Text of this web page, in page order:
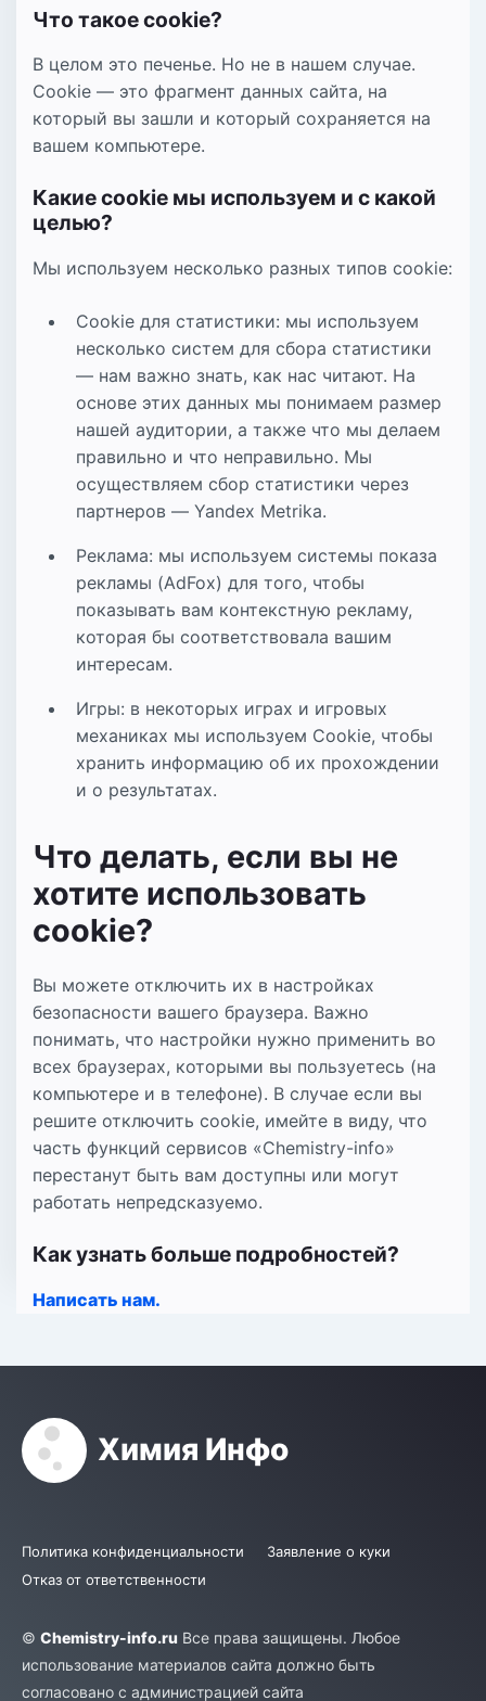
Что такое cookie?
В целом это печенье. Но не в нашем случае.
Cookie — это фрагмент данных сайта, на
который вы зашли и который сохраняется на
вашем компьютере.
Какие cookiе мы используем и с какой
целью?
Мы используем несколько разных типов cookie:
Cookie для статистики: мы используем
несколько систем для сбора статистики
— нам важно знать, как нас читают. На
основе этих данных мы понимаем размер
нашей аудитории, а также что мы делаем
правильно и что неправильно. Мы
осуществляем сбор статистики через
партнеров — Yandex Metrika.
Реклама: мы используем системы показа
рекламы (AdFox) для того, чтобы
показывать вам контекстную рекламу,
которая бы соответствовала вашим
интересам.
Игры: в некоторых играх и игровых
механиках мы используем Cookie, чтобы
хранить информацию об их прохождении
и о результатах.
Что делать, если вы не
хотите использовать
cookie?
Вы можете отключить их в настройках
безопасности вашего браузера. Важно
понимать, что настройки нужно применить во
всех браузерах, которыми вы пользуетесь (на
компьютере и в телефоне). В случае если вы
решите отключить cookiе, имейте в виду, что
часть функций сервисов «Chemistry-info»
перестанут быть вам доступны или могут
работать непредсказуемо.
Как узнать больше подробностей?
Написать нам.
Химия Инфо
Политика конфиденциальности
Заявление о куки
Отказ от ответственности
© Chemistry-info.ru Все права защищены. Любое
использование материалов сайта должно быть
согласовано с администрацией сайта